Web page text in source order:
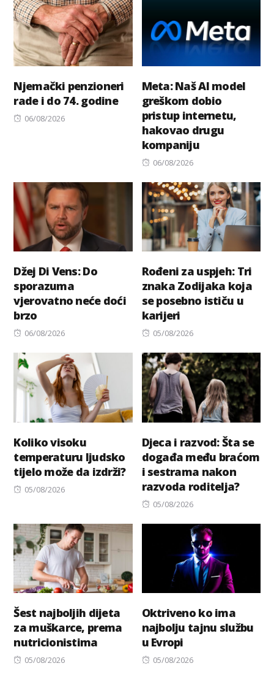
Njemački penzioneri
rade i do 74. godine
Posted
06/08/2026
Meta: Naš AI model
greškom dobio
pristup internetu,
hakovao drugu
kompaniju
Posted
06/08/2026
Džej Di Vens: Do
sporazuma
vjerovatno neće doći
brzo
Posted
06/08/2026
Rođeni za uspjeh: Tri
znaka Zodijaka koja
se posebno ističu u
karijeri
Posted
05/08/2026
Koliko visoku
temperaturu ljudsko
tijelo može da izdrži?
Posted
05/08/2026
Djeca i razvod: Šta se
događa među braćom
i sestrama nakon
razvoda roditelja?
Posted
05/08/2026
Šest najboljih dijeta
za muškarce, prema
nutricionistima
Posted
05/08/2026
Oktriveno ko ima
najbolju tajnu službu
u Evropi
Posted
05/08/2026